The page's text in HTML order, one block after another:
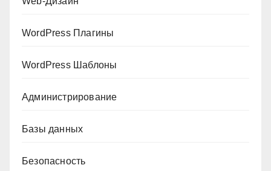
WordPress Плагины
WordPress Шаблоны
Администрирование
Базы данных
Безопасность